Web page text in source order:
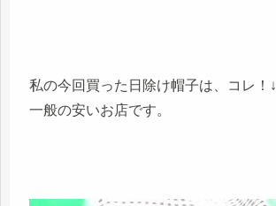
私の今回買った日除け帽子は、コレ！↓
一般の安いお店です。